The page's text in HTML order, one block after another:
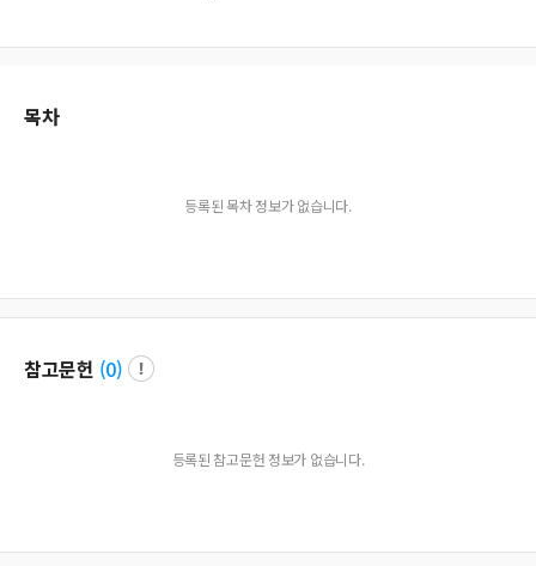
목차
등록된 목차 정보가 없습니다.
참고문헌 (0)
등록된 참고문헌 정보가 없습니다.